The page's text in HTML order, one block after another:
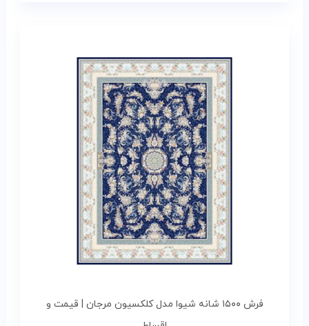
فرش ۱۵۰۰ شانه شیوا مدل کلکسیون مرجان | قیمت و